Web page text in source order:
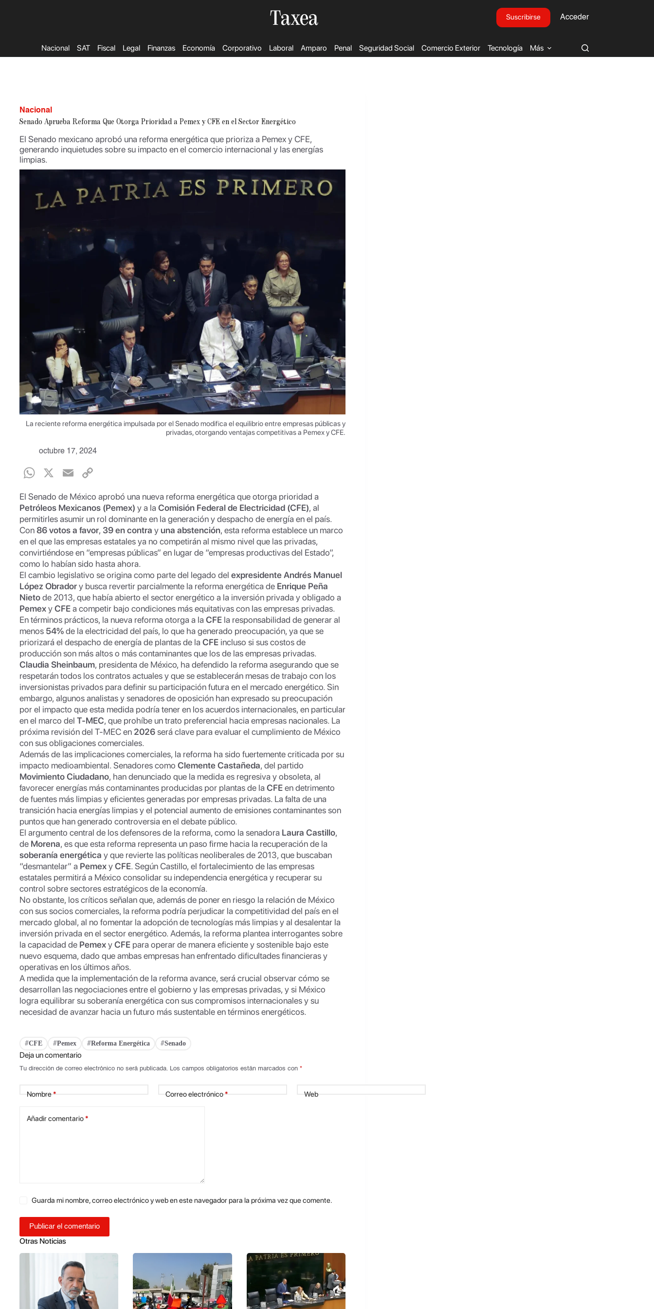
Suscribirse Acceder
Nacional SAT Fiscal Legal Finanzas Economía Corporativo Laboral Amparo Penal Seguridad Social Comercio Exterior Tecnología Más
Nacional
Senado Aprueba Reforma Que Otorga Prioridad a Pemex y CFE en el Sector Energético
El Senado mexicano aprobó una reforma energética que prioriza a Pemex y CFE,
generando inquietudes sobre su impacto en el comercio internacional y las energías
limpias.
La reciente reforma energética impulsada por el Senado modifica el equilibrio entre empresas públicas y
privadas, otorgando ventajas competitivas a Pemex y CFE.
octubre 17, 2024
W
at
s
A
p
p
X
E
ail p
y
Li
n
k
El Senado de México aprobó una nueva reforma energética que otorga prioridad a
Petróleos Mexicanos (Pemex) y a la Comisión Federal de Electricidad (CFE), al
permitirles asumir un rol dominante en la generación y despacho de energía en el país.
Con86 votos a favor, 39 en contra yuna abstención, esta reforma establece un marco
en el que las empresas estatales ya no competirán al mismo nivel que las privadas,
convirtiéndose en “empresas públicas” en lugar de “empresas productivas del Estado”,
como lo habían sido hasta ahora.
El cambio legislativo se origina como parte del legado del expresidente Andrés Manuel
López Obradory busca revertir parcialmente la reforma energética de Enrique Peña
Nietode 2013, que había abierto el sector energético a la inversión privada y obligado a
PemexyCFEa competir bajo condiciones más equitativas con las empresas privadas.
En términos prácticos, la nueva reforma otorga a la CFE la responsabilidad de generar al
menos 54%de la electricidad del país, lo que ha generado preocupación, ya que se
priorizará el despacho de energía de plantas de la CFE incluso si sus costos de
producción son más altos o más contaminantes que los de las empresas privadas.
Claudia Sheinbaum, presidenta de México, ha defendido la reforma asegurando que se
respetarán todos los contratos actuales y que se establecerán mesas de trabajo con los
inversionistas privados para definir su participación futura en el mercado energético. Sin
embargo, algunos analistas y senadores de oposición han expresado su preocupación
por el impacto que esta medida podría tener en los acuerdos internacionales, en particular
en el marco del T-MEC, que prohíbe un trato preferencial hacia empresas nacionales. La
próxima revisión del T-MEC en 2026 será clave para evaluar el cumplimiento de México
con sus obligaciones comerciales.
Además de las implicaciones comerciales, la reforma ha sido fuertemente criticada por su
impacto medioambiental. Senadores como Clemente Castañeda, del partido
Movimiento Ciudadano, han denunciado que la medida es regresiva y obsoleta, al
favorecer energías más contaminantes producidas por plantas de la CFEen detrimento
de fuentes más limpias y eficientes generadas por empresas privadas. La falta de una
transición hacia energías limpias y el potencial aumento de emisiones contaminantes son
puntos que han generado controversia en el debate público.
El argumento central de los defensores de la reforma, como la senadora Laura Castillo,
de Morena, es que esta reforma representa un paso firme hacia la recuperación de la
soberanía energética y que revierte las políticas neoliberales de 2013, que buscaban
“desmantelar” a PemexyCFE. Según Castillo, el fortalecimiento de las empresas
estatales permitirá a México consolidar su independencia energética y recuperar su
control sobre sectores estratégicos de la economía.
No obstante, los críticos señalan que, además de poner en riesgo la relación de México
con sus socios comerciales, la reforma podría perjudicar la competitividad del país en el
mercado global, al no fomentar la adopción de tecnologías más limpias y al desalentar la
inversión privada en el sector energético. Además, la reforma plantea interrogantes sobre
la capacidad de PemexyCFE para operar de manera eficiente y sostenible bajo este
nuevo esquema, dado que ambas empresas han enfrentado dificultades financieras y
operativas en los últimos años.
A medida que la implementación de la reforma avance, será crucial observar cómo se
desarrollan las negociaciones entre el gobierno y las empresas privadas, y si México
logra equilibrar su soberanía energética con sus compromisos internacionales y su
necesidad de avanzar hacia un futuro más sustentable en términos energéticos.
#CFE #Pemex #Reforma Energética #Senado
Deja un comentario
Tu dirección de correo electrónico no será publicada. Los campos obligatorios están marcados con *
Nombre* Correo electrónico* Web
Añadir comentario*
Guarda mi nombre, correo electrónico y web en este navegador para la próxima vez que comente.
Publicar el comentario
Otras Noticias